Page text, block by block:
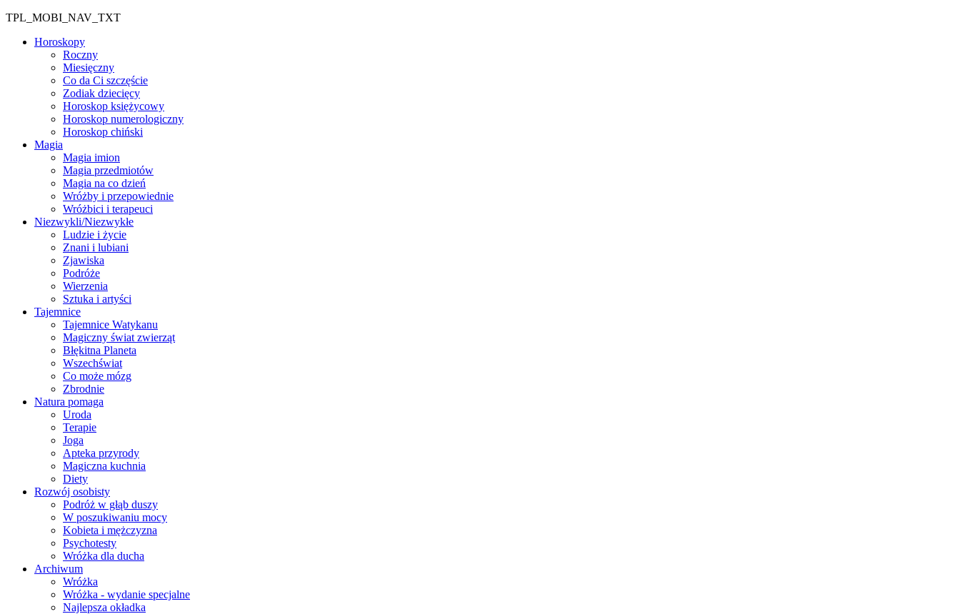
TPL_MOBI_NAV_TXT
Horoskopy
Roczny
Miesięczny
Co da Ci szczęście
Zodiak dziecięcy
Horoskop księżycowy
Horoskop numerologiczny
Horoskop chiński
Magia
Magia imion
Magia przedmiotów
Magia na co dzień
Wróżby i przepowiednie
Wróżbici i terapeuci
Niezwykli/Niezwykłe
Ludzie i życie
Znani i lubiani
Zjawiska
Podróże
Wierzenia
Sztuka i artyści
Tajemnice
Tajemnice Watykanu
Magiczny świat zwierząt
Błękitna Planeta
Wszechświat
Co może mózg
Zbrodnie
Natura pomaga
Uroda
Terapie
Joga
Apteka przyrody
Magiczna kuchnia
Diety
Rozwój osobisty
Podróż w głąb duszy
W poszukiwaniu mocy
Kobieta i mężczyzna
Psychotesty
Wróżka dla ducha
Archiwum
Wróżka
Wróżka - wydanie specjalne
Najlepsza okładka